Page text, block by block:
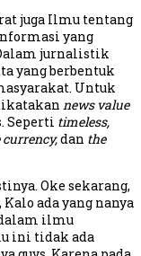
juga Ilmu tentang
yang
jurnalistik
yang berbentuk
Untuk
news value
Seperti timeless,
dan the
Oke sekarang,
ada yang nanya
dalam ilmu
ini tidak ada